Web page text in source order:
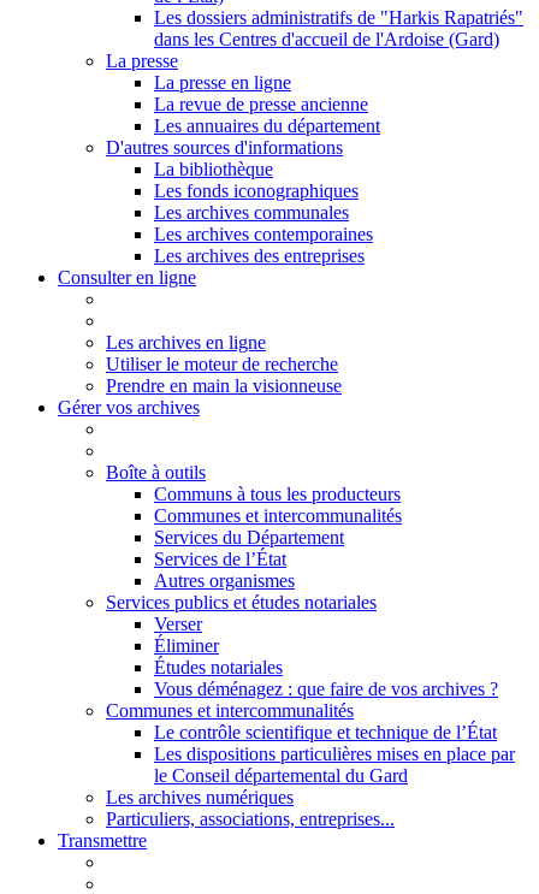
Les dossiers administratifs de "Harkis Rapatriés"
dans les Centres d'accueil de l'Ardoise (Gard)
La presse
La presse en ligne
La revue de presse ancienne
Les annuaires du département
D'autres sources d'informations
La bibliothèque
Les fonds iconographiques
Les archives communales
Les archives contemporaines
Les archives des entreprises
Consulter en ligne
Les archives en ligne
Utiliser le moteur de recherche
Prendre en main la visionneuse
Gérer vos archives
Boîte à outils
Communs à tous les producteurs
Communes et intercommunalités
Services du Département
Services de l’État
Autres organismes
Services publics et études notariales
Verser
Éliminer
Études notariales
Vous déménagez : que faire de vos archives ?
Communes et intercommunalités
Le contrôle scientifique et technique de l’État
Les dispositions particulières mises en place par
le Conseil départemental du Gard
Les archives numériques
Particuliers, associations, entreprises...
Transmettre